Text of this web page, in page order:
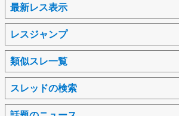
最新レス表示
レスジャンプ
類似スレ一覧
スレッドの検索